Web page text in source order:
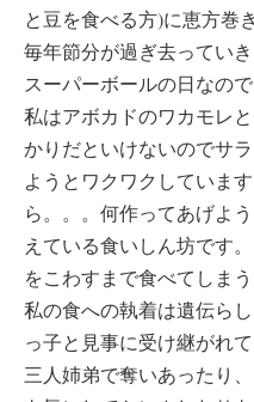
と豆を食べる方)に恵方巻
毎年節分が過ぎ去ってい
スーパーボールの日なの
私はアボカドのワカモレ
かりだといけないのでサ
ようとワクワクしていま
ら。。。何作ってあげよ
えている食いしん坊です
をこわすまで食べてしま
私の食への執着は遺伝
っ子と見事に受け継がれ
三人姉弟で奪いあったり